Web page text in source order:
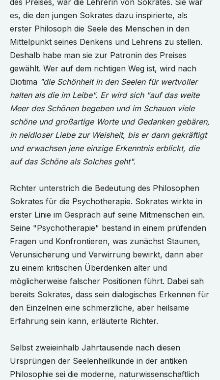
des Preises, war die Lehrerin von Sokrates. Sie war
es, die den jungen Sokrates dazu inspirierte, als
erster Philosoph die Seele des Menschen in den
Mittelpunkt seines Denkens und Lehrens zu stellen.
Deshalb habe man sie zur Patronin des Preises
gewählt. Wer auf dem richtigen Weg ist, wird nach
Diotima "die Schönheit in den Seelen für wertvoller
halten als die im Leibe". Er wird sich "auf das weite
Meer des Schönen begeben und im Schauen viele
schöne und großartige Worte und Gedanken gebären,
in neidloser Liebe zur Weisheit, bis er dann gekräftigt
und erwachsen jene einzige Erkenntnis erblickt, die
auf das Schöne als Solches geht".
Richter unterstrich die Bedeutung des Philosophen
Sokrates für die Psychotherapie. Sokrates wirkte in
erster Linie im Gespräch auf seine Mitmenschen ein.
Seine "Psychotherapie" bestand in einem prüfenden
Fragen und Konfrontieren, was zunächst Staunen,
Verunsicherung und Verwirrung bewirkt, dann aber
zu einem kritischen Überdenken alter und
möglicherweise falscher Positionen führt. Dabei sah
bereits Sokrates, dass sein dialogisches Erkennen für
den Einzelnen eine schmerzliche, aber heilsame
Erfahrung sein kann, erläuterte Richter.
Selbst zweieinhalb Jahrtausende nach diesen
Ursprüngen der Seelenheilkunde in der antiken
Philosophie sei die moderne, naturwissenschaftlich